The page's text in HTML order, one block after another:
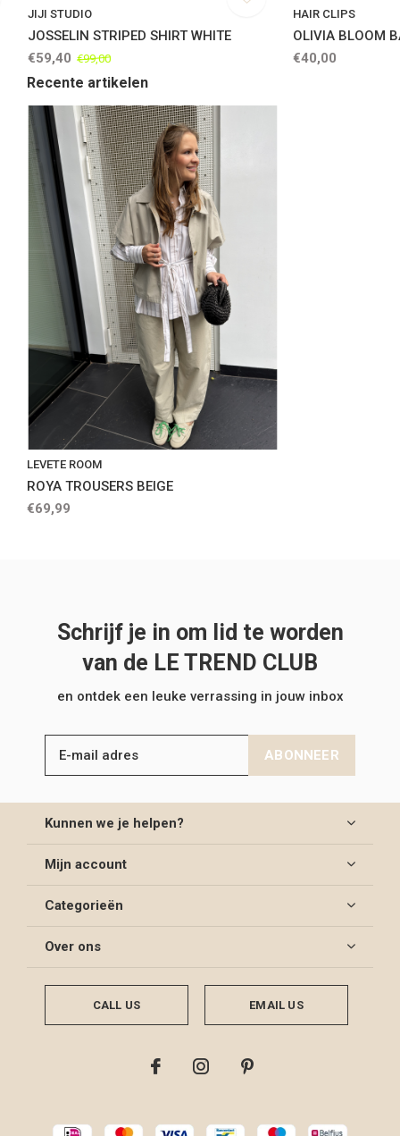
JIJI STUDIO
JOSSELIN STRIPED SHIRT WHITE
€59,40 €99,00
HAIR CLIPS
OLIVIA BLOOM
€40,00
Recente artikelen
LEVETE ROOM
ROYA TROUSERS BEIGE
€69,99
Schrijf je in om lid te worden
van de LE TREND CLUB
en ontdek een leuke verrassing in jouw inbox
ABONNEER
Kunnen we je helpen?
Mijn account
Categorieën
Over ons
CALL US EMAIL US